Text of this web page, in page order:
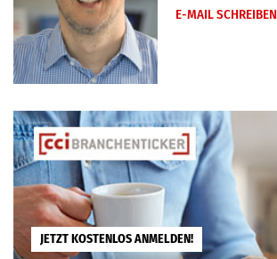
E-MAIL SCHREIBEN
JETZT KOSTENLOS ANMELDEN!